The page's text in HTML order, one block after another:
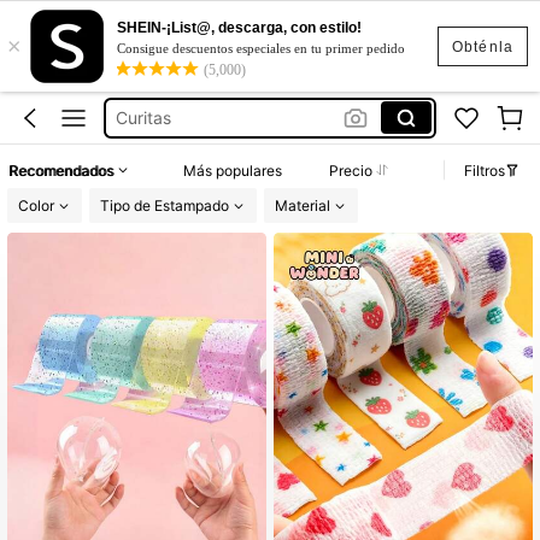
Obténla
×
SHEIN-¡List@, descarga, con estilo!
Consigue descuentos especiales en tu primer pedido
(5,000)
Vendas Autoadhesivas
Washi Tape
Curitas
Cinta Adhesiva Decorativa
Washi Tape
Recomendados Más populares Precio
Filtros
Color
Tipo de Estampado Material